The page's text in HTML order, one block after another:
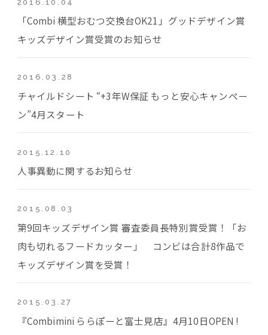
2016.10.04
「Combi 横型おむつ交換台OK21」グッドデザイン賞
キッズデザイン賞受賞のお知らせ
2016.03.28
チャイルドシート “+3年W保証 もっと安心キャンペー
ン”4月スタート
2015.12.10
人事異動に関するお知らせ
2015.08.03
第9回キッズデザイン賞 審査委員長特別賞受賞！「お
肉も切れるフードカッター」 コンビは合計8作品で
キッズデザイン賞を受賞！
2015.03.27
『Combimini ららぽーと富士見店』4月10日OPEN !